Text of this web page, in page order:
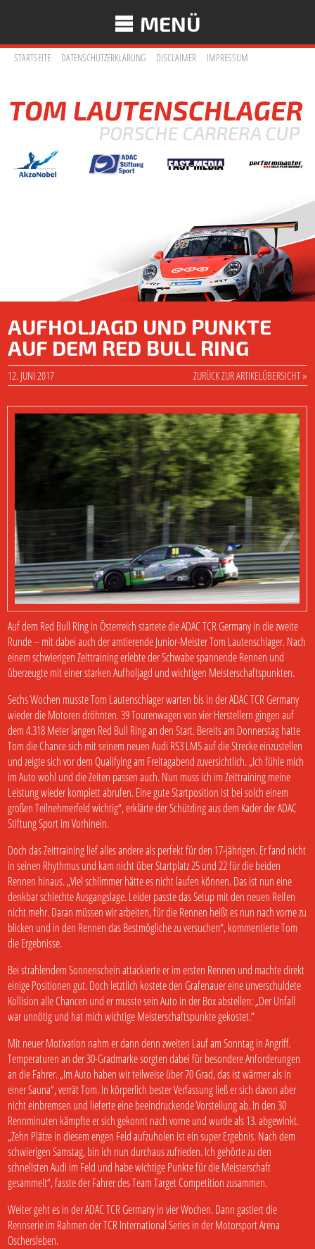
MENÜ
STARTSEITE DATENSCHUTZERKLÄRUNG DISCLAIMER IMPRESSUM
AUFHOLJAGD UND PUNKTE
AUF DEM RED BULL RING
12. JUNI 2017 ZURÜCK ZUR ARTIKELÜBERSICHT »
Auf dem Red Bull Ring in Österreich startete die ADAC TCR Germany in die zweite
Runde – mit dabei auch der amtierende Junior-Meister Tom Lautenschlager. Nach
einem schwierigen Zeittraining erlebte der Schwabe spannende Rennen und
überzeugte mit einer starken Aufholjagd und wichtigen Meisterschaftspunkten.
Sechs Wochen musste Tom Lautenschlager warten bis in der ADAC TCR Germany
wieder die Motoren dröhnten. 39 Tourenwagen von vier Herstellern gingen auf
dem 4.318 Meter langen Red Bull Ring an den Start. Bereits am Donnerstag hatte
Tom die Chance sich mit seinem neuen Audi RS3 LMS auf die Strecke einzustellen
und zeigte sich vor dem Qualifying am Freitagabend zuversichtlich. „Ich fühle mich
im Auto wohl und die Zeiten passen auch. Nun muss ich im Zeittraining meine
Leistung wieder komplett abrufen. Eine gute Startposition ist bei solch einem
großen Teilnehmerfeld wichtig“, erklärte der Schützling aus dem Kader der ADAC
Stiftung Sport im Vorhinein.
Doch das Zeittraining lief alles andere als perfekt für den 17-jährigen. Er fand nicht
in seinen Rhythmus und kam nicht über Startplatz 25 und 22 für die beiden
Rennen hinaus. „Viel schlimmer hätte es nicht laufen können. Das ist nun eine
denkbar schlechte Ausgangslage. Leider passte das Setup mit den neuen Reifen
nicht mehr. Daran müssen wir arbeiten, für die Rennen heißt es nun nach vorne zu
blicken und in den Rennen das Bestmögliche zu versuchen“, kommentierte Tom
die Ergebnisse.
Bei strahlendem Sonnenschein attackierte er im ersten Rennen und machte direkt
einige Positionen gut. Doch letztlich kostete den Grafenauer eine unverschuldete
Kollision alle Chancen und er musste sein Auto in der Box abstellen: „Der Unfall
war unnötig und hat mich wichtige Meisterschaftspunkte gekostet.“
Mit neuer Motivation nahm er dann denn zweiten Lauf am Sonntag in Angriff.
Temperaturen an der 30-Gradmarke sorgten dabei für besondere Anforderungen
an die Fahrer. „Im Auto haben wir teilweise über 70 Grad, das ist wärmer als in
einer Sauna“, verrät Tom. In körperlich bester Verfassung ließ er sich davon aber
nicht einbremsen und lieferte eine beeindruckende Vorstellung ab. In den 30
Rennminuten kämpfte er sich gekonnt nach vorne und wurde als 13. abgewinkt.
„Zehn Plätze in diesem engen Feld aufzuholen ist ein super Ergebnis. Nach dem
schwierigen Samstag, bin ich nun durchaus zufrieden. Ich gehörte zu den
schnellsten Audi im Feld und habe wichtige Punkte für die Meisterschaft
gesammelt“, fasste der Fahrer des Team Target Competition zusammen.
Weiter geht es in der ADAC TCR Germany in vier Wochen. Dann gastiert die
Rennserie im Rahmen der TCR International Series in der Motorsport Arena
Oschersleben.